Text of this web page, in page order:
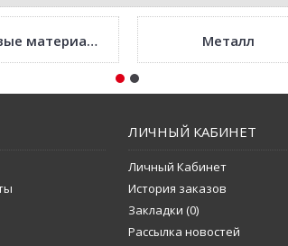
Листовые материалы Металл
ЛИЧНЫЙ КАБИНЕТ
Личный Кабинет
История заказов
Закладки (0)
Рассылка новостей